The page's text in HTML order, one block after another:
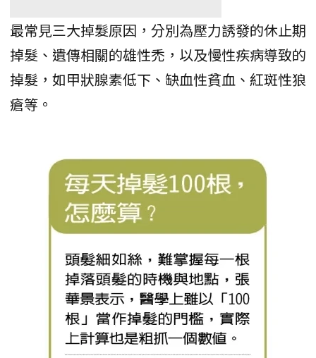
最常見三大掉髮原因，分別為壓力誘發的休止期
掉髮、遺傳相關的雄性禿，以及慢性疾病導致的
掉髮，如甲狀腺素低下、缺血性貧血、紅斑性狼
瘡等。